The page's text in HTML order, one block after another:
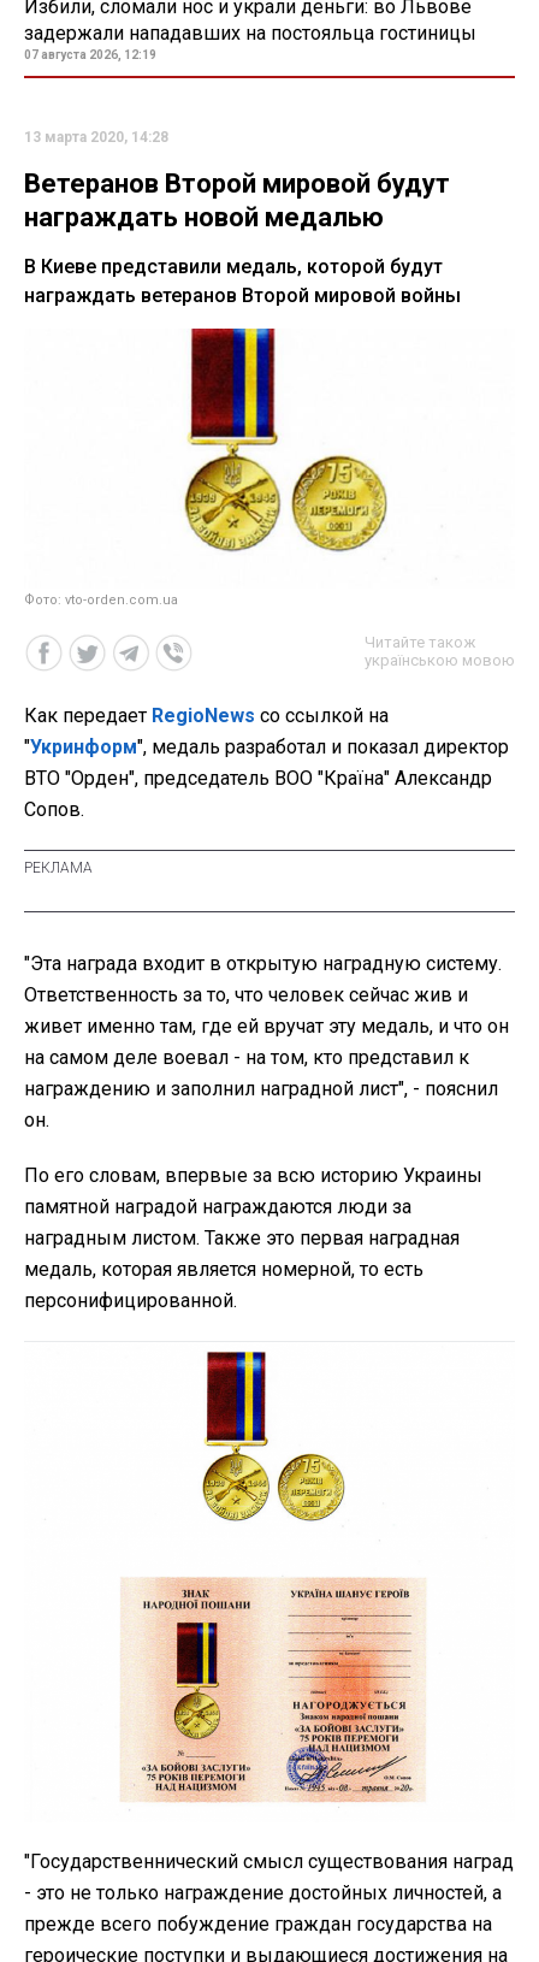
Избили, сломали нос и украли деньги: во Львове
задержали нападавших на постояльца гостиницы
07 августа 2026, 12:19
13 марта 2020, 14:28
Ветеранов Второй мировой будут
награждать новой медалью
В Киеве представили медаль, которой будут
награждать ветеранов Второй мировой войны
Фото: vto-orden.com.ua
Читайте також
українською мовою
Как передает RegioNews со ссылкой на
"Укринформ", медаль разработал и показал директор
ВТО "Орден", председатель ВОО "Країна" Александр
Сопов.
"Эта награда входит в открытую наградную систему.
Ответственность за то, что человек сейчас жив и
живет именно там, где ей вручат эту медаль, и что он
на самом деле воевал - на том, кто представил к
награждению и заполнил наградной лист", - пояснил
он.
По его словам, впервые за всю историю Украины
памятной наградой награждаются люди за
наградным листом. Также это первая наградная
медаль, которая является номерной, то есть
персонифицированной.
"Государственнический смысл существования наград
- это не только награждение достойных личностей, а
прежде всего побуждение граждан государства на
героические поступки и выдающиеся достижения на